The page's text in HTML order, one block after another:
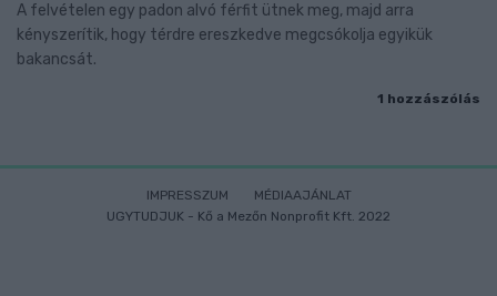
A felvételen egy padon alvó férfit ütnek meg, majd arra
kényszerítik, hogy térdre ereszkedve megcsókolja egyikük
bakancsát.
1 hozzászólás
IMPRESSZUM
MÉDIAAJÁNLAT
UGYTUDJUK - Kő a Mezőn Nonprofit Kft. 2022